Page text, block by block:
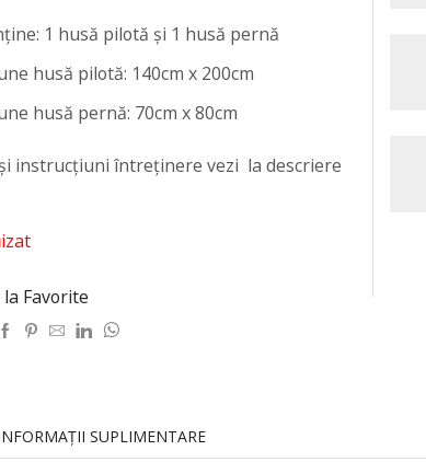
1 husă pilotă și 1 husă pernă
husă pilotă: 140cm x 200cm
husă pernă: 70cm x 80cm
instrucțiuni întreținere vezi la descriere
Favorite
SUPLIMENTARE